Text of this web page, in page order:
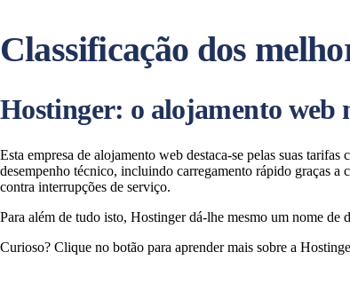
Classificação dos
Hostinger: o alojamento web
Esta empresa de alojamento web destaca-se pelas suas
desempenho técnico, incluindo carregamento rápido graças
contra interrupções de serviço.
Para além de tudo isto, Hostinger dá-lhe mesmo um nome
Curioso? Clique no botão para aprender mais sobre a